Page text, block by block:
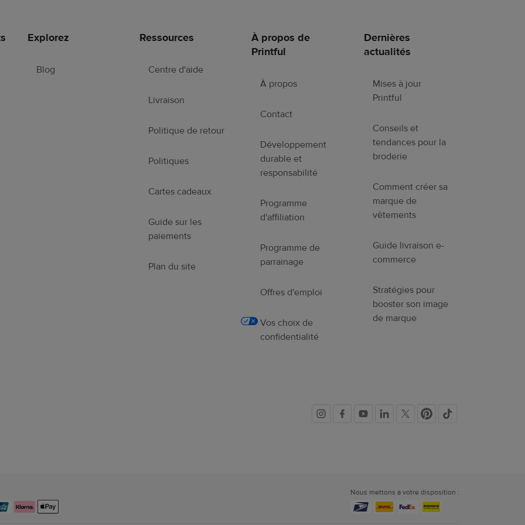
Explorez
Blog
Ressources
Centre d'aide
Livraison
Politique de retour
Politiques
Cartes cadeaux
Guide sur les
paiements
Plan du site
À propos de
Printful
À propos
Contact
Développement
durable et
responsabilité
Programme
d'affiliation
Programme de
parrainage
Offres d'emploi
Vos choix de
confidentialité
Dernières
actualités
Mises à jour
Printful
Conseils et
tendances pour la
broderie
Comment créer sa
marque de
vêtements
Guide livraison e-
commerce
Stratégies pour
booster son image
de marque
Liens
réseaux
Nous mettons à votre disposition :